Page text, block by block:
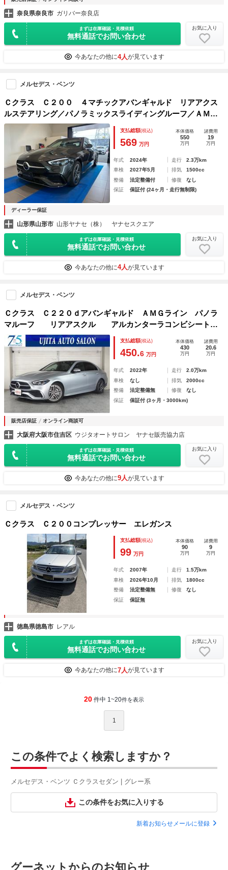
奈良県奈良市 ガリバー奈良店
まずは在庫確認・見積依頼
無料通話でお問い合わせ
お気に入り
今あなたの他に4人が見ています
メルセデス・ベンツ
Ｃクラス Ｃ２００ ４マチックアバンギャルド リアアクス
ルステアリング／パノラミックスライディングルーフ／ＡＭＧ
ライン／ベーシックＰＫ／レザーＥＸＰＫ
支払総額(税込)
569 万円
本体価格
550
万円
諸費用
19
万円
年式 2024年 走行
2.3万km
車検
2027年5月 排気
1500cc
整備
法定整備付 修復
なし
保証
保証付 (24ヶ月・走行無制限)
ディーラー保証
山形県山形市 山形ヤナセ（株） ヤナセスクエア
まずは在庫確認・見積依頼
無料通話でお問い合わせ
お気に入り
今あなたの他に4人が見ています
メルセデス・ベンツ
Ｃクラス Ｃ２２０ｄアバンギャルド ＡＭＧライン パノラ
マルーフ リアアスクル アルカンターラコンビシート
（メモリー電動＆シートヒーター） ディーゼルターボエン
ジン レーダーセーフティー
支払総額(税込)
450.6 万円
本体価格
430
万円
諸費用
20.6
万円
年式 2022年 走行
2.0万km
車検
なし 排気
2000cc
整備
法定整備無 修復
なし
保証
保証付 (3ヶ月・3000km)
販売店保証 オンライン商談可
大阪府大阪市住吉区 ウジタオートサロン ヤナセ販売協力店
まずは在庫確認・見積依頼
無料通話でお問い合わせ
お気に入り
今あなたの他に9人が見ています
メルセデス・ベンツ
Ｃクラス Ｃ２００コンプレッサー エレガンス
支払総額(税込)
99 万円
本体価格
90
万円
諸費用
9
万円
年式 2007年 走行
1.5万km
車検
2026年10月 排気
1800cc
整備
法定整備無 修復
なし
保証
保証無
徳島県徳島市 レアル
まずは在庫確認・見積依頼
無料通話でお問い合わせ
お気に入り
今あなたの他に7人が見ています
20 件中 1~20件を表示
1
この条件でよく検索しますか？
メルセデス・ベンツ Ｃクラスセダン | グレー系
この条件をお気に入りする
新着お知らせメールに登録
グーネットからのお知らせ